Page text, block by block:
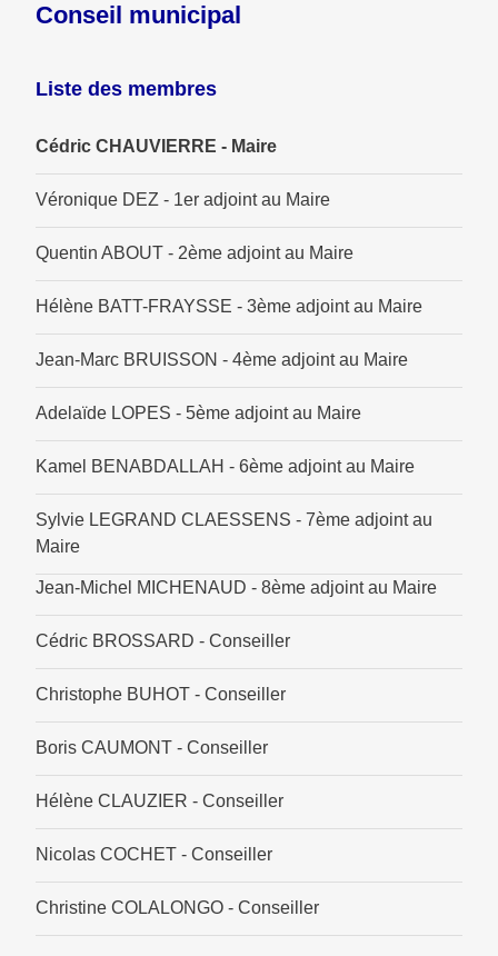
Conseil municipal
Liste des membres
Cédric CHAUVIERRE - Maire
Véronique DEZ - 1er adjoint au Maire
Quentin ABOUT - 2ème adjoint au Maire
Hélène BATT-FRAYSSE - 3ème adjoint au Maire
Jean-Marc BRUISSON - 4ème adjoint au Maire
Adelaïde LOPES - 5ème adjoint au Maire
Kamel BENABDALLAH - 6ème adjoint au Maire
Sylvie LEGRAND CLAESSENS - 7ème adjoint au
Maire
Jean-Michel MICHENAUD - 8ème adjoint au Maire
Cédric BROSSARD - Conseiller
Christophe BUHOT - Conseiller
Boris CAUMONT - Conseiller
Hélène CLAUZIER - Conseiller
Nicolas COCHET - Conseiller
Christine COLALONGO - Conseiller